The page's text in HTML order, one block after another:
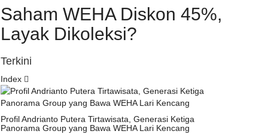
Saham WEHA Diskon 45%,
Layak Dikoleksi?
Terkini
Index
Profil Andrianto Putera Tirtawisata, Generasi Ketiga
Panorama Group yang Bawa WEHA Lari Kencang